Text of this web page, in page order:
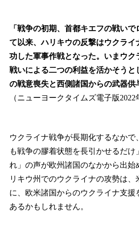
「戦争の初期、首都キエフの戦い
て以来、ハリキウの反撃はウクライ
功した軍事作戦となった。いまウク
戦いによる二つの利益を活かそうと
の戦意喪失と西側諸国からの武器供
（ニューヨークタイムズ電子版2022
ウクライナ戦争が長期化するなかで
も戦争の膠着状態を長引かせるだけ
れ」の声が欧州諸国のなかから出始
リキウ州でのウクライナの攻勢は、
に、欧米諸国からのウクライナ支援
あるかもしれません。